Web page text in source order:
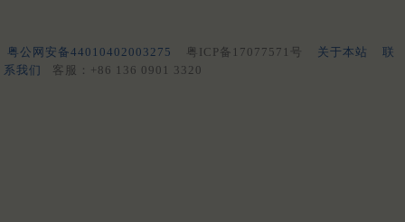
粤公网安备44010402003275 粤ICP备17077571号 关于本站
联
系我们
客服：+86 136 0901 3320